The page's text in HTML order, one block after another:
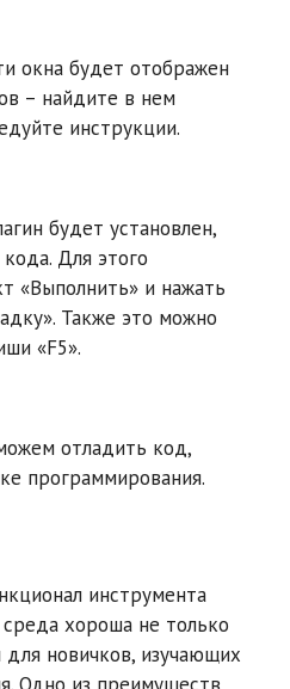
окна будет отображен
– найдите в нем
инструкции.
будет установлен,
Для этого
«Выполнить» и нажать
Также это можно
«F5».
отладить код,
программирования.
инструмента
хороша не только
новичков, изучающих